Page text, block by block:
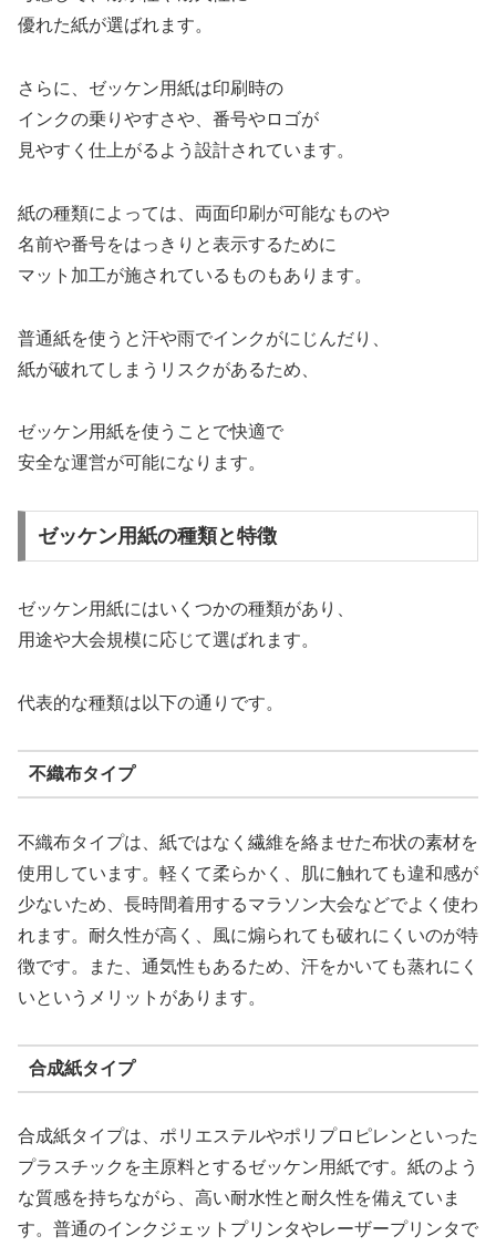
優れた紙が選ばれます。
さらに、ゼッケン用紙は印刷時の
インクの乗りやすさや、番号やロゴが
見やすく仕上がるよう設計されています。
紙の種類によっては、両面印刷が可能なものや
名前や番号をはっきりと表示するために
マット加工が施されているものもあります。
普通紙を使うと汗や雨でインクがにじんだり、
紙が破れてしまうリスクがあるため、
ゼッケン用紙を使うことで快適で
安全な運営が可能になります。
ゼッケン用紙の種類と特徴
ゼッケン用紙にはいくつかの種類があり、
用途や大会規模に応じて選ばれます。
代表的な種類は以下の通りです。
不織布タイプ
不織布タイプは、紙ではなく繊維を絡ませた布状の素材を
使用しています。軽くて柔らかく、肌に触れても違和感が
少ないため、長時間着用するマラソン大会などでよく使わ
れます。耐久性が高く、風に煽られても破れにくいのが特
徴です。また、通気性もあるため、汗をかいても蒸れにく
いというメリットがあります。
合成紙タイプ
合成紙タイプは、ポリエステルやポリプロピレンといった
プラスチックを主原料とするゼッケン用紙です。紙のよう
な質感を持ちながら、高い耐水性と耐久性を備えていま
す。普通のインクジェットプリンタやレーザープリンタで